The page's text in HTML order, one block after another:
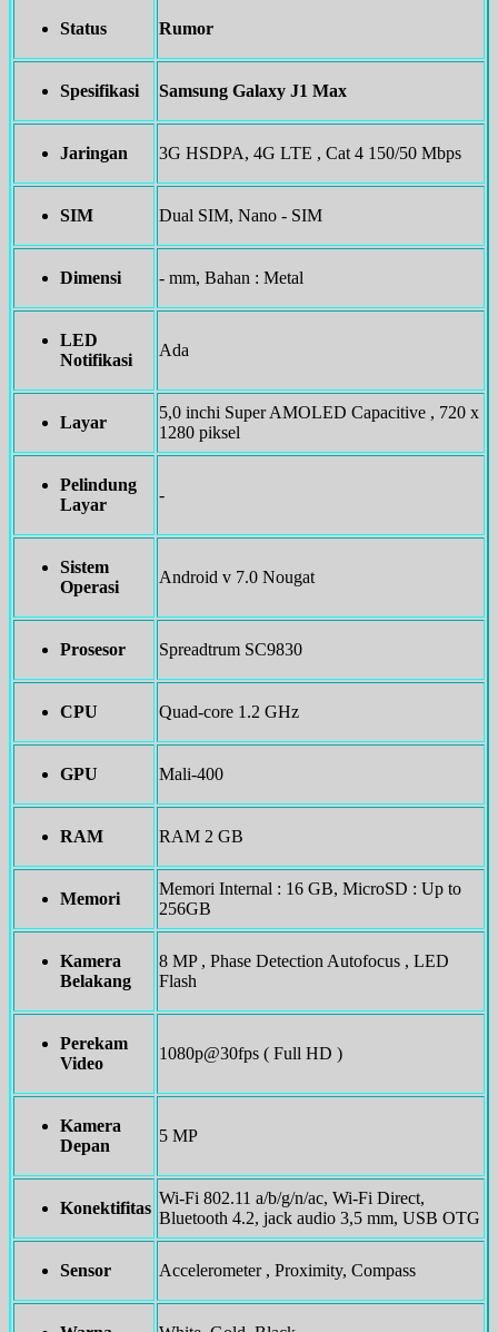
Status Rumor
Spesifikasi Samsung Galaxy J1 Max
Jaringan 3G HSDPA, 4G LTE , Cat 4 150/50 Mbps
SIM Dual SIM, Nano - SIM
Dimensi - mm, Bahan : Metal
LED
Notifikasi
Ada
Layar
5,0 inchi Super AMOLED Capacitive , 720 x
1280 piksel
Pelindung
Layar
-
Sistem
Operasi
Android v 7.0 Nougat
Prosesor Spreadtrum SC9830
CPU Quad-core 1.2 GHz
GPU Mali-400
RAM RAM 2 GB
Memori
Memori Internal : 16 GB, MicroSD : Up to
256GB
Kamera
Belakang
8 MP , Phase Detection Autofocus , LED
Flash
Perekam
Video
1080p@30fps ( Full HD )
Kamera
Depan
5 MP
Konektifitas
Wi-Fi 802.11 a/b/g/n/ac, Wi-Fi Direct,
Bluetooth 4.2, jack audio 3,5 mm, USB OTG
Sensor Accelerometer , Proximity, Compass